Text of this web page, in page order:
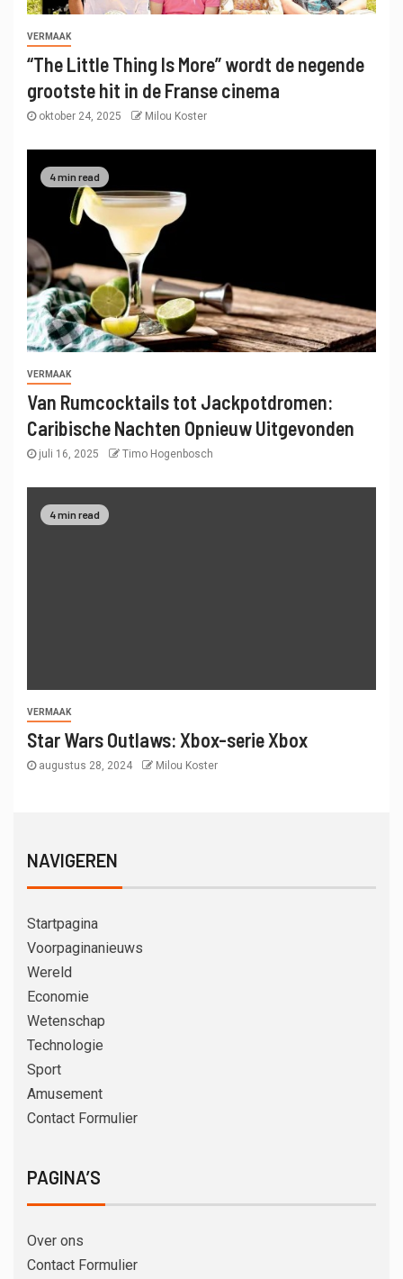
VERMAAK
“The Little Thing Is More” wordt de negende
grootste hit in de Franse cinema
oktober 24, 2025 Milou Koster
4 min read
VERMAAK
Van Rumcocktails tot Jackpotdromen:
Caribische Nachten Opnieuw Uitgevonden
juli 16, 2025 Timo Hogenbosch
4 min read
VERMAAK
Star Wars Outlaws: Xbox-serie Xbox
augustus 28, 2024 Milou Koster
NAVIGEREN
Startpagina
Voorpaginanieuws
Wereld
Economie
Wetenschap
Technologie
Sport
Amusement
Contact Formulier
PAGINA’S
Over ons
Contact Formulier